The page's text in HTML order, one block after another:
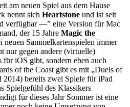
am neuen Spiel aus dem Hause
nennt sich Heartstone und ist seit
verfügbar —” eine Version für Mac
der 15 Jahre Magic the
neuen Sammelkartenspielen immer
nur gegen andere (virtuelle)
für iOS gibt, sondern eben auch
of the Coast gibt es mit „Duels of
2014) bereits zwei Spiele für iPad
Spielgefühl des Klassikers
für dieses Jahr Sommer ist eine